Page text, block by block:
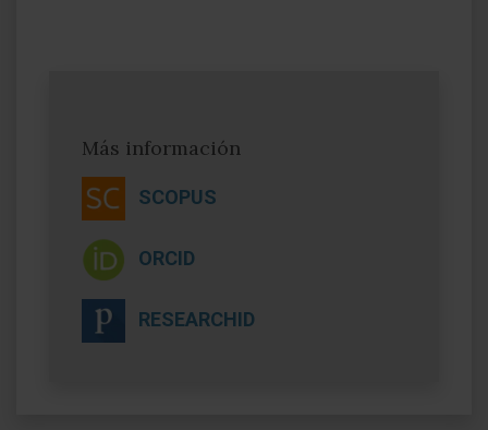
Más información
SCOPUS
ORCID
RESEARCHID